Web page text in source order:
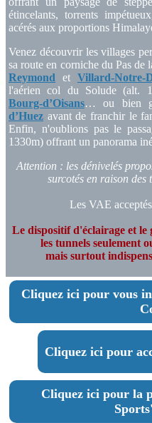
étincelants, torrents
acérés aux proportions
Venez découvrir les villages
sa route en corniche du Pas de
Reymond
et Villard-Notre-
l'aérien col du Solude (alt.
Bourg-d’Oisans… ou bien
d’Huez avant de franchir le
Enfin, n'oublions pas le
1330m) offrant un panorama
Attention : les dénivelés
surcotés en raison des
Les VAE
Le dispositif d'éclairage et le
les tunnels seulement
mais surtout
Cliquez ici pour vous
Cliquez ici pour
Cliquez ici pour la